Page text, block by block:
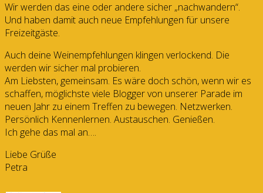
Wir werden das eine oder andere sicher „nachwandern“.
Und haben damit auch neue Empfehlungen für unsere
Freizeitgäste.
Auch deine Weinempfehlungen klingen verlockend. Die
werden wir sicher mal probieren.
Am Liebsten, gemeinsam. Es wäre doch schön, wenn wir es
schaffen, möglichste viele Blogger von unserer Parade im
neuen Jahr zu einem Treffen zu bewegen. Netzwerken.
Persönlich Kennenlernen. Austauschen. Genießen.
Ich gehe das mal an….
Liebe Grüße
Petra